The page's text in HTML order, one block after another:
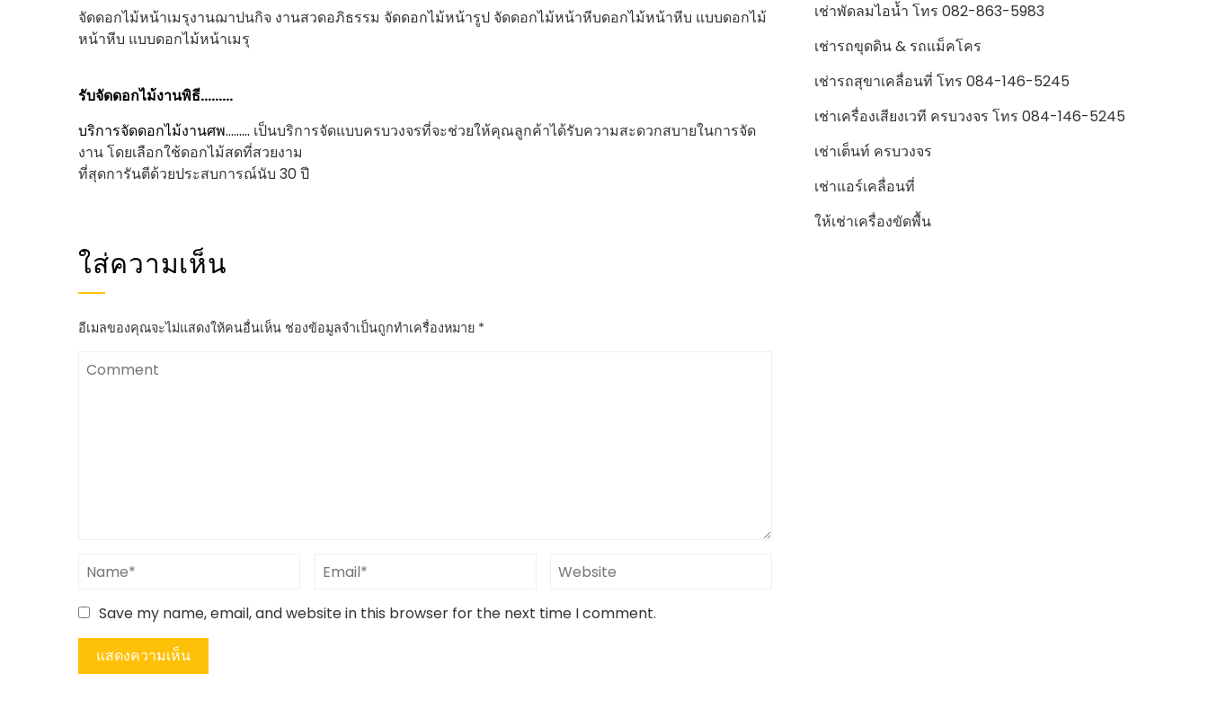
จัดดอกไม้หน้าเมรุงานฌาปนกิจ งานสวดอภิธรรม จัดดอกไม้หน้ารูป จัดดอกไม้หน้าหีบดอกไม้หน้าหีบ แบบดอกไม้
หน้าหีบ แบบดอกไม้หน้าเมรุ
รับจัดดอกไม้งานพิธี………
บริการจัดดอกไม้งานศพ……… เป็นบริการจัดแบบครบวงจรที่จะช่วยให้คุณลูกค้าได้รับความสะดวกสบายในการจัด
งาน โดยเลือกใช้ดอกไม้สดที่สวยงาม
ที่สุดการันตีด้วยประสบการณ์นับ 30 ปี
ใส่ความเห็น
อีเมลของคุณจะไม่แสดงให้คนอื่นเห็น ช่องข้อมูลจำเป็นถูกทำเครื่องหมาย *
Save my name, email, and website in this browser for the next time I comment.
เช่าพัดลมไอน้ำ โทร 082-863-5983
เช่ารถขุดดิน & รถแม็คโคร
เช่ารถสุขาเคลื่อนที่ โทร 084-146-5245
เช่าเครื่องเสียงเวที ครบวงจร โทร 084-146-5245
เช่าเต็นท์ ครบวงจร
เช่าแอร์เคลื่อนที่
ให้เช่าเครื่องขัดพื้น